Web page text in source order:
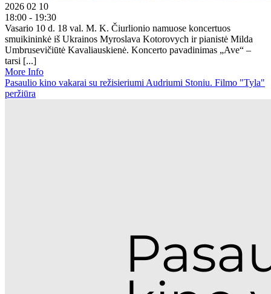
2026 02 10
18:00 - 19:30
Vasario 10 d. 18 val. M. K. Čiurlionio namuose koncertuos
smuikininkė iš Ukrainos Myroslava Kotorovych ir pianistė Milda
Umbrusevičiūtė Kavaliauskienė. Koncerto pavadinimas „Ave“ –
tarsi [...]
More Info
Pasaulio kino vakarai su režisieriumi Audriumi Stoniu. Filmo "Tyla"
peržiūra